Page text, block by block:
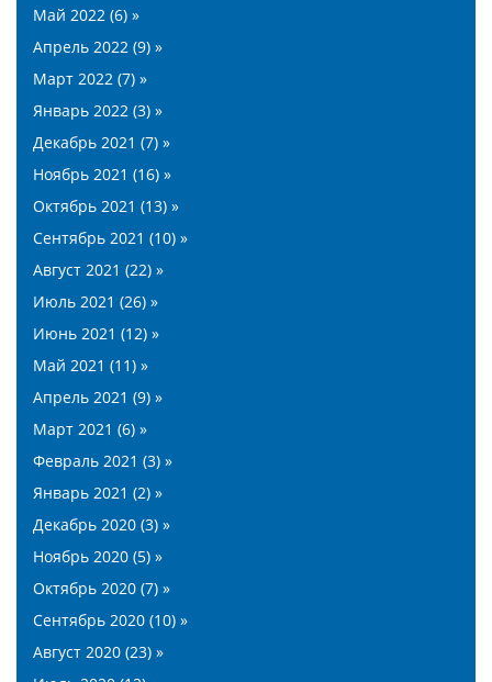
Май 2022 (6) »
Апрель 2022 (9) »
Март 2022 (7) »
Январь 2022 (3) »
Декабрь 2021 (7) »
Ноябрь 2021 (16) »
Октябрь 2021 (13) »
Сентябрь 2021 (10) »
Август 2021 (22) »
Июль 2021 (26) »
Июнь 2021 (12) »
Май 2021 (11) »
Апрель 2021 (9) »
Март 2021 (6) »
Февраль 2021 (3) »
Январь 2021 (2) »
Декабрь 2020 (3) »
Ноябрь 2020 (5) »
Октябрь 2020 (7) »
Сентябрь 2020 (10) »
Август 2020 (23) »